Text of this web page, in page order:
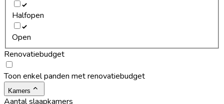
Halfopen
Open
Renovatiebudget
Toon enkel panden met renovatiebudget
Kamers
Aantal slaapkamers